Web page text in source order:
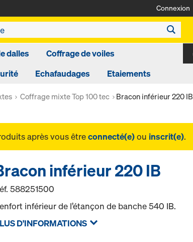
Connexion
dalles
Coffrage de voiles
Echafaudages Etaiements
Coffrage mixte Top 100 tec Bracon inférieur 220 IB
après vous êtreconnecté(e)ou inscrit(e).
inférieur 220 IB
588251500
inférieur de l’étançon de banche 540 IB.
D'INFORMATIONS